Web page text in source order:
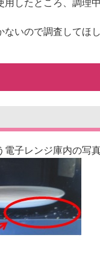
したところ、調理
いので調査してほし
子レンジ庫内の写